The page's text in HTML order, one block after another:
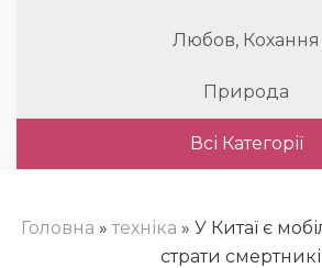
Любов, Кохання
Природа
Всі Категорії
Головна »техніка » У Китаї є
страти